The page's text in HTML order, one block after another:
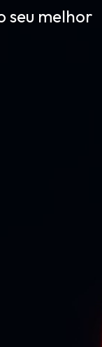
seu melhor